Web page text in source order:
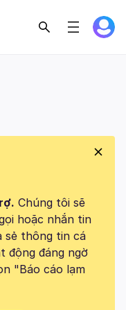
Chúng tôi sẽ
hoặc nhắn tin
sẻ thông tin cá
động đáng ngờ
"Báo cáo lạm